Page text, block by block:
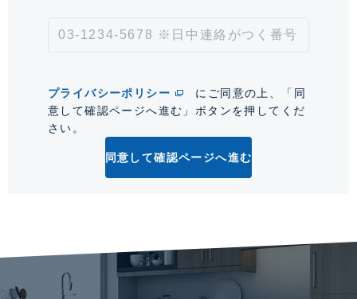
0
プライバシーポリシー
にご同意の上、「同
意して確認ページへ進む」ボタンを押してくだ
さい。
同意して確認ページへ進む